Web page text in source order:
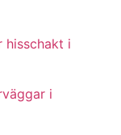
hisschakt i
i